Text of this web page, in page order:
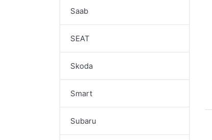
Saab
SEAT
Skoda
Smart
Subaru